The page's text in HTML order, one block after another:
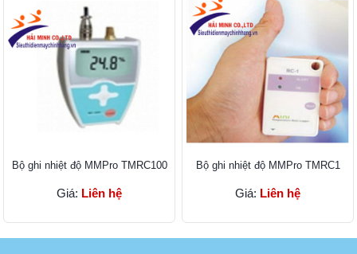
Bộ ghi nhiệt độ MMPro TMRC100
Giá: Liên hệ
Bộ ghi nhiệt độ MMPro TMRC1
Giá: Liên hệ